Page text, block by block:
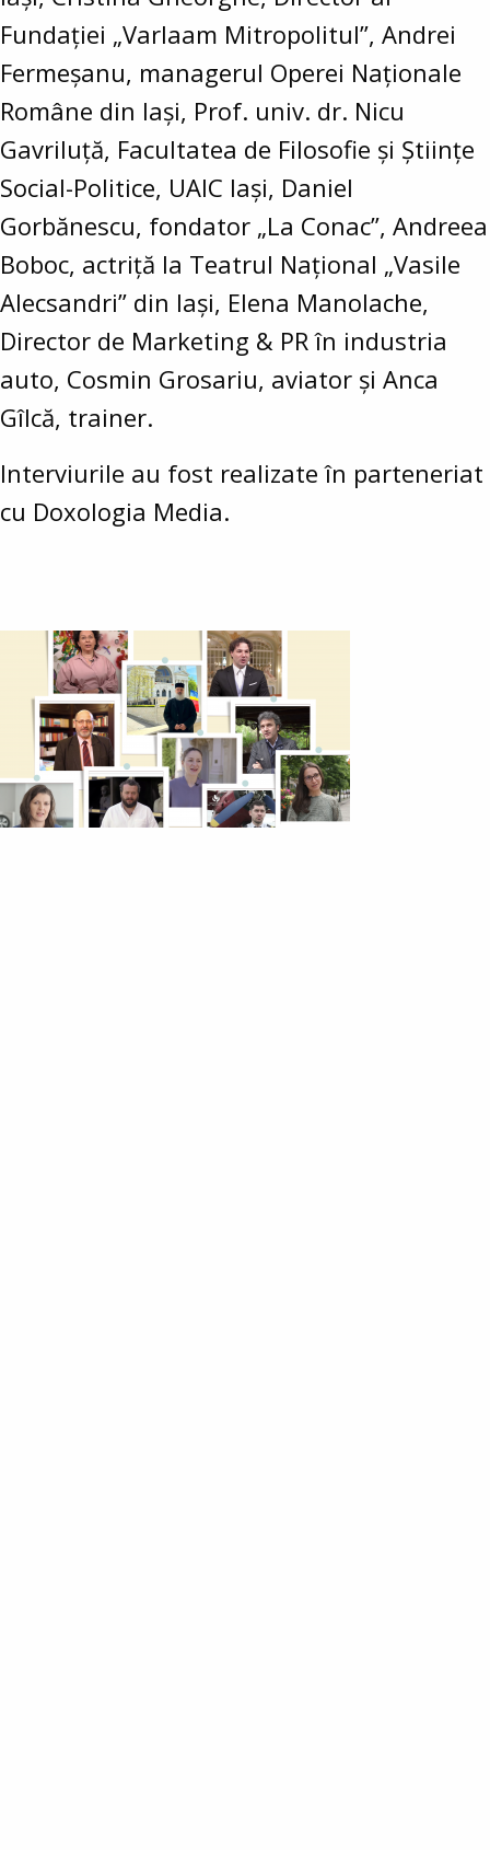
Fundației „Varlaam Mitropolitul”, Andrei
Fermeșanu, managerul Operei Naționale
Române din Iași, Prof. univ. dr. Nicu
Gavriluţă, Facultatea de Filosofie și Științe
Social-Politice, UAIC Iași, Daniel
Gorbănescu, fondator „La Conac”, Andreea
Boboc, actriță la Teatrul Național „Vasile
Alecsandri” din Iași, Elena Manolache,
Director de Marketing & PR în industria
auto, Cosmin Grosariu, aviator și Anca
Gîlcă, trainer.
Interviurile au fost realizate în parteneriat
cu Doxologia Media.